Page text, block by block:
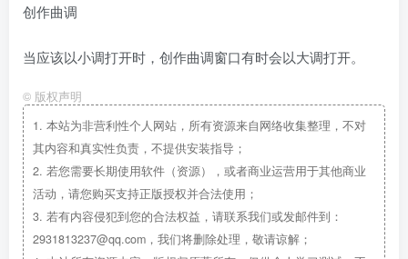
创作曲调
当应该以小调打开时，创作曲调窗口有时会以大调打开。
© 版权声明
1. 本站为非营利性个人网站，所有资源来自网络收集整理，不对
其内容和真实性负责，不提供安装指导；
2. 若您需要长期使用软件（资源），或者商业运营用于其他商业
活动，请您购买支持正版授权并合法使用；
3. 若有内容侵犯到您的合法权益，请联系我们或发邮件到：
2931813237@qq.com，我们将删除处理，敬请谅解；